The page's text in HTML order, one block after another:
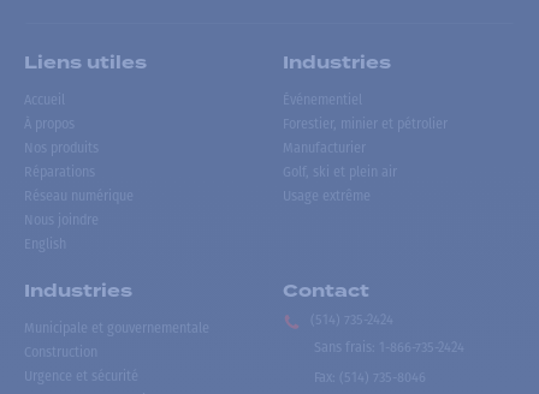
Liens utiles
Accueil
À propos
Nos produits
Réparations
Réseau numérique
Nous joindre
English
Industries
Événementiel
Forestier, minier et pétrolier
Manufacturier
Golf, ski et plein air
Usage extrême
Industries
Municipale et gouvernementale
Construction
Urgence et sécurité
Contact
(514) 735-2424
Sans frais
1-866-735-2424
Fax:
(514) 735-8046